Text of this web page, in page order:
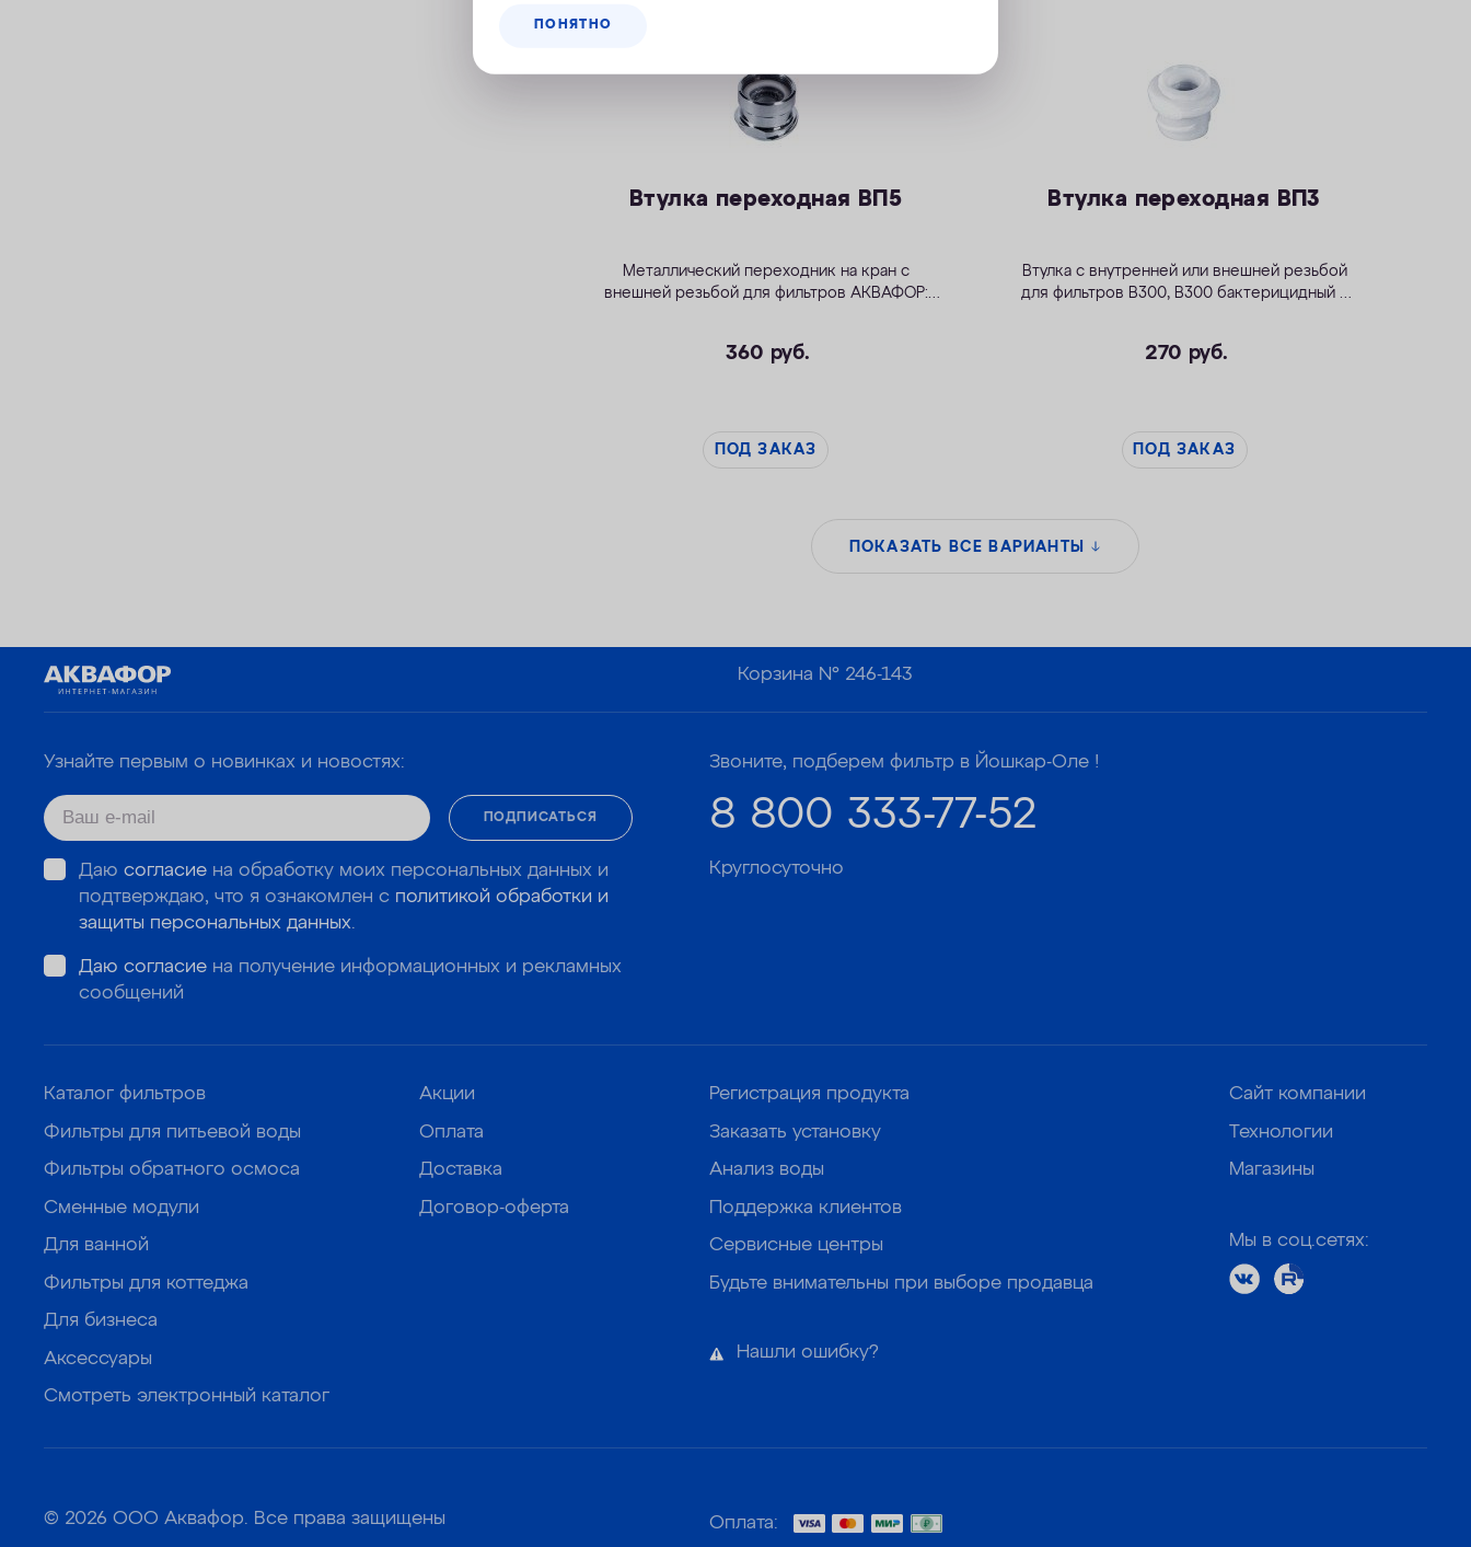
Втулка переходная ВП5
Металлический переходник на кран с
внешней резьбой для фильтров АКВАФОР:
360 руб.
ПОД ЗАКАЗ
Втулка переходная ВП3
Втулка с внутренней или внешней резьбой
для фильтров В300, В300 бактерицидныйи
270 руб.
ПОД ЗАКАЗ
ПОКАЗАТЬ ВСЕ ВАРИАНТЫ
ПОНЯТНО
Корзина № 246-143
Узнайте первым о новинках и новостях:
ПОДПИСАТЬСЯ
Даю согласиена обработку моих персональных данных и
подтверждаю, что я ознакомлен с политикой обработки и
защиты персональных данных.
Даю согласиена получение информационных и рекламных
сообщений
Звоните, подберем фильтр в Йошкар-Оле !
8 800 333-77-52
Круглосуточно
Каталог фильтров
Фильтры для питьевой воды
Фильтры обратного осмоса
Сменные модули
Для ванной
Фильтры для коттеджа
Для бизнеса
Аксессуары
Смотреть электронный каталог
Акции
Оплата
Доставка
Договор-оферта
Регистрация продукта
Заказать установку
Анализ воды
Поддержка клиентов
Сервисные центры
Будьте внимательны при выборе продавца
Нашли ошибку?
Сайт компании
Технологии
Магазины
Мы в соц.сетях:
© 2026 ООО Аквафор. Все права защищены Оплата: